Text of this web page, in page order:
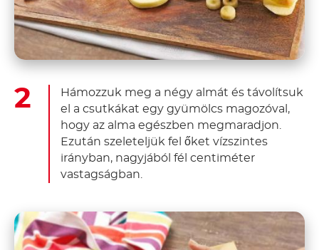
Hámozzuk meg a négy almát és távolítsuk
el a csutkákat egy gyümölcs magozóval,
hogy az alma egészben megmaradjon.
Ezután szeleteljük fel őket vízszintes
irányban, nagyjából fél centiméter
vastagságban.